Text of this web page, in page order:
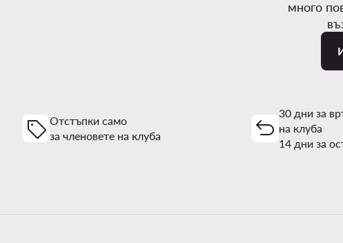
много
Отстъпки само
за членовете на клуба
30 дни за
на клуба
14 дни за